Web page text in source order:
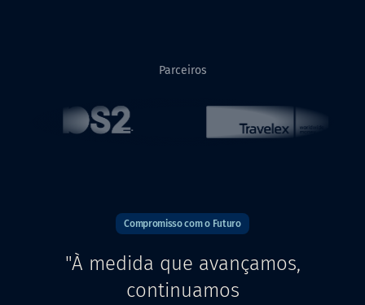
Parceiros
Compromisso com o Futuro
"À medida que avançamos,
continuamos